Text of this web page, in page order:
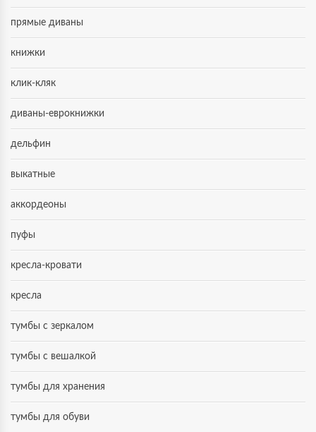
прямые диваны
книжки
клик-кляк
диваны-еврокнижки
дельфин
выкатные
аккордеоны
пуфы
кресла-кровати
кресла
тумбы с зеркалом
тумбы с вешалкой
тумбы для хранения
тумбы для обуви